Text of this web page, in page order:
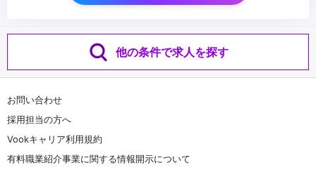
他の条件で求人を探す
お問い合わせ
採用担当の方へ
Vookキャリア利用規約
有料職業紹介事業に関する情報開示について